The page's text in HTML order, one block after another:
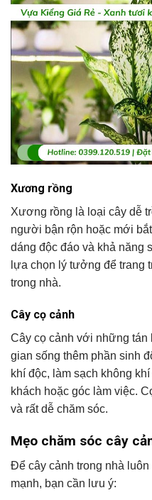
Xương rồng
Xương rồng là loại cây dễ
người bận rộn hoặc mới
dáng độc đáo và khả năng
lựa chọn lý tưởng để trang
trong nhà.
Cây cọ cảnh
Cây cọ cảnh với những
gian sống thêm phần sinh
khí độc, làm sạch không
khách hoặc góc làm việc.
và rất dễ chăm sóc.
Mẹo chăm sóc cây
Để cây cảnh trong nhà
mạnh, bạn cần lưu ý: